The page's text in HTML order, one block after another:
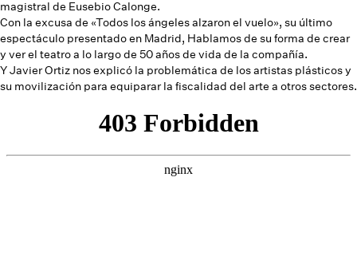
magistral de Eusebio Calonge.
Con la excusa de «Todos los ángeles alzaron el vuelo», su último
espectáculo presentado en Madrid, Hablamos de su forma de crear
y ver el teatro a lo largo de 50 años de vida de la compañía.
Y Javier Ortiz nos explicó la problemática de los artistas plásticos y
su movilización para equiparar la fiscalidad del arte a otros sectores.